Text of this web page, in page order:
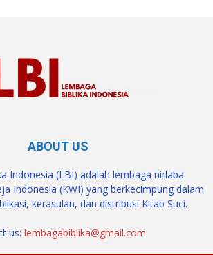
ABOUT US
Indonesia (LBI) adalah lembaga nirlaba
Indonesia (KWI) yang berkecimpung dalam
kerasulan, dan distribusi Kitab Suci.
us: lembagabiblika@gmail.com